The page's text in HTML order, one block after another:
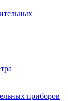
приборов